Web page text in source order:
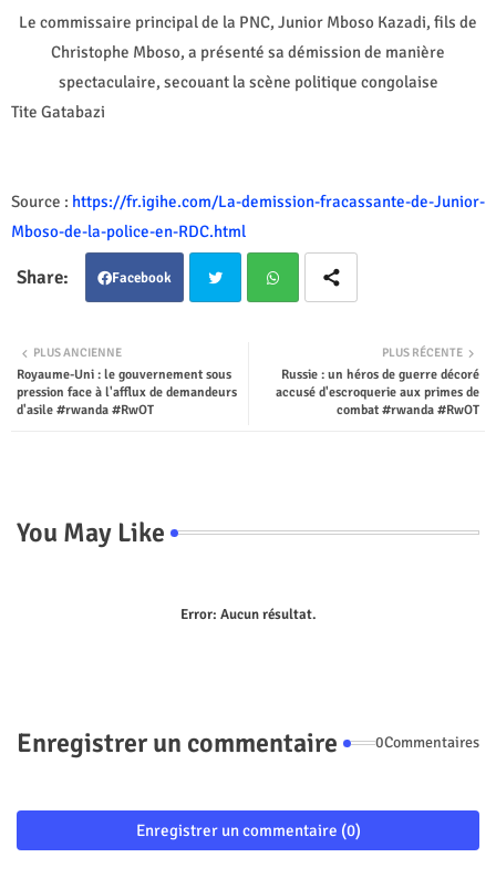
Le commissaire principal de la PNC, Junior Mboso Kazadi, fils de
Christophe Mboso, a présenté sa démission de manière
spectaculaire, secouant la scène politique congolaise
Tite Gatabazi
Source : https://fr.igihe.com/La-demission-fracassante-de-Junior-
Mboso-de-la-police-en-RDC.html
Facebook
ter tsap
PLUS RÉCENTE
Russie : un héros de guerre décoré
accusé d'escroquerie aux primes de
combat #rwanda #RwOT
PLUS ANCIENNE
Royaume-Uni : le gouvernement sous
pression face à l'afflux de demandeurs
d'asile #rwanda #RwOT
You May Like
Error: Aucun résultat.
Enregistrer un commentaire 0Commentaires
Enregistrer un commentaire (0)